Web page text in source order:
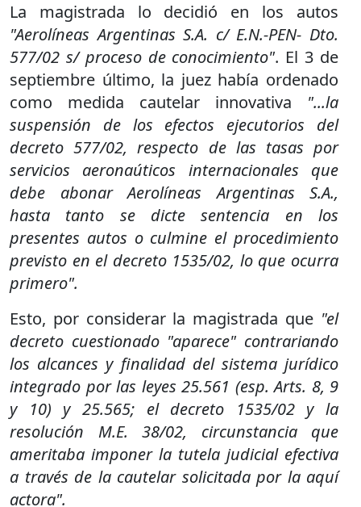
La magistrada lo decidió en los autos
"Aerolíneas Argentinas S.A. c/ E.N.-PEN- Dto.
577/02 s/ proceso de conocimiento". El 3 de
septiembre último, la juez había ordenado
como medida cautelar innovativa "...la
suspensión de los efectos ejecutorios del
decreto 577/02, respecto de las tasas por
servicios aeronaúticos internacionales que
debe abonar Aerolíneas Argentinas S.A.,
hasta tanto se dicte sentencia en los
presentes autos o culmine el procedimiento
previsto en el decreto 1535/02, lo que ocurra
primero".
Esto, por considerar la magistrada que "el
decreto cuestionado "aparece" contrariando
los alcances y finalidad del sistema jurídico
integrado por las leyes 25.561 (esp. Arts. 8, 9
y 10) y 25.565; el decreto 1535/02 y la
resolución M.E. 38/02, circunstancia que
ameritaba imponer la tutela judicial efectiva
a través de la cautelar solicitada por la aquí
actora".